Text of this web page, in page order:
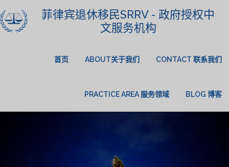
菲律宾退休移民SRRV - 政府授权中
文服务机构
首页 ABOUT关于我们 CONTACT 联系我们
PRACTICE AREA 服务领域 BLOG 博客